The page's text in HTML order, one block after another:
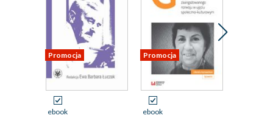
Promocja
ebook
Promocja
ebook